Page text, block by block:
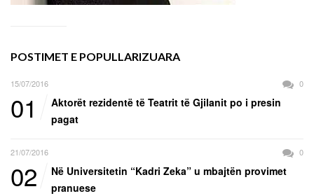
POSTIMET E POPULLARIZUARA
15/07/2016 0
01
Aktorët rezidentë të Teatrit të Gjilanit po i presin
pagat
21/07/2016 0
02
Në Universitetin “Kadri Zeka” u mbajtën provimet
pranuese